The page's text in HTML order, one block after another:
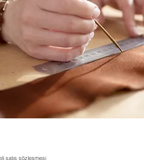
satış sözleşmesi